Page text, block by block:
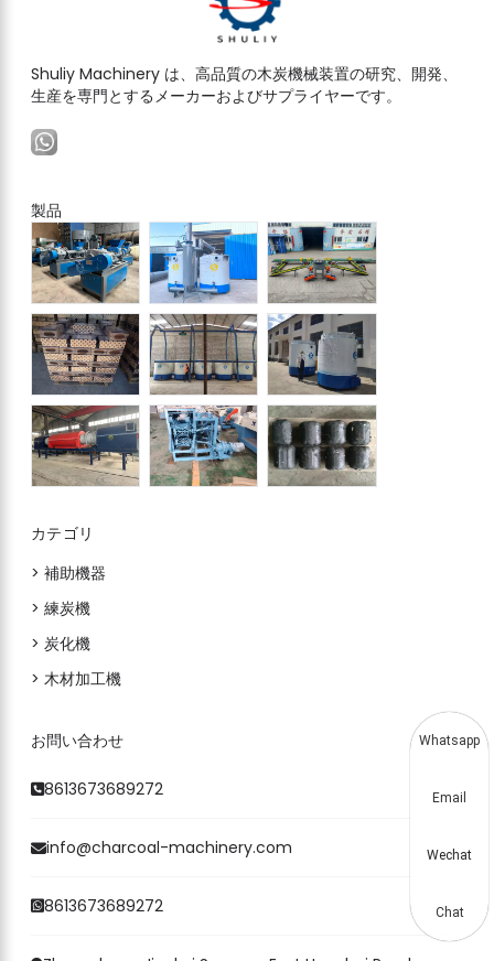
Shuliy Machinery は、高品質の木炭機械装置の研究、開発、
生産を専門とするメーカーおよびサプライヤーです。
製品
カテゴリ
> 補助機器
> 練炭機
> 炭化機
> 木材加工機
お問い合わせ
8613673689272
info@charcoal-machinery.com
8613673689272
Whatsapp
Email
Wechat
Chat